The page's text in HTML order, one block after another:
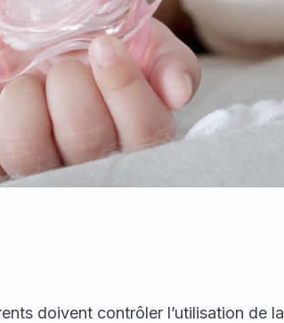
doivent contrôler l’utilisation de la